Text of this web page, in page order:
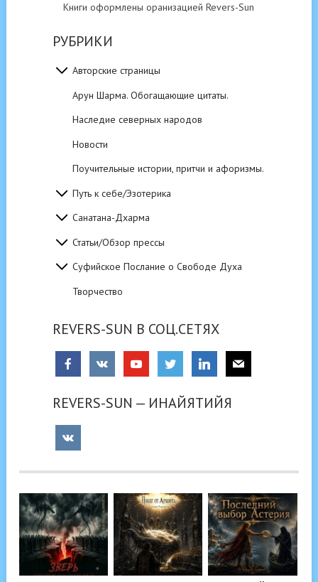
Книги оформлены оранизацией Revers-Sun
РУБРИКИ
Авторские страницы
Арун Шарма. Обогащающие цитаты.
Наследие северных народов
Новости
Поучительные истории, притчи и афоризмы.
Путь к себе/Эзотерика
Санатана-Дхарма
Статьи/Обзор прессы
Суфийское Послание о Свободе Духа
Творчество
REVERS-SUN В СОЦ.СЕТЯХ
REVERS-SUN — ИНАЙЯТИЙЯ